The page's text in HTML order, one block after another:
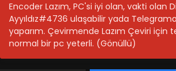
Encoder Lazım, PC'si iyi olan, vakti olan
Ayyıldız#4736 ulaşabilir yada Telegrama
yaparım. Çevirmende Lazım Çeviri için
normal bir pc yeterli. (Gönüllü)
Blm 1-12 - Nisan 13, 2026
Quanzhi Fashi II 12. Bölüm
Blm 12 - Eylül 14, 2022